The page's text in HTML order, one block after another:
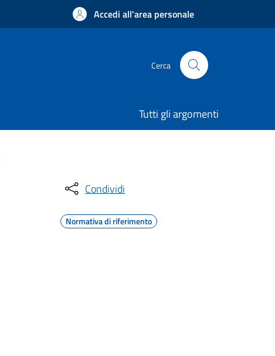
Accedi all'area personale
Cerca
Tutti gli argomenti
Condividi
Normativa di riferimento